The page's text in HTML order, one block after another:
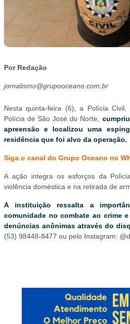
Por Redação
jornalismo@grupooceano.com.br
Nesta quinta-feira (6), a Polícia
Polícia de São José do Norte,
apreensão e localizou uma
residência que foi alvo da operação.
Siga o canal do Grupo Oceano no
A ação integra os esforços da
violência doméstica e na retirada de
A instituição ressalta a
comunidade no combate ao crime
denúncias anônimas através do
(53) 98448-8477 ou pelo Instagram: